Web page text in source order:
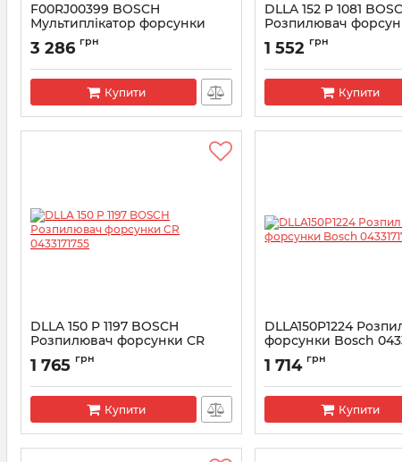
F00RJ00399 BOSCH
Мультиплікатор форсунки
(клапан+шток)
Артикул:
3 286 грн
Купити
DLLA 152 P 1081
Розпилювач
0433171703
Артикул:
1 552 грн
Купити
DLLA 150 P 1197 BOSCH
Розпилювач форсунки CR
0433171755
Артикул:
1 765 грн
Купити
DLLA150P1224
форсунки Bosсh
Артикул: 0433171774
1 714 грн
Купити